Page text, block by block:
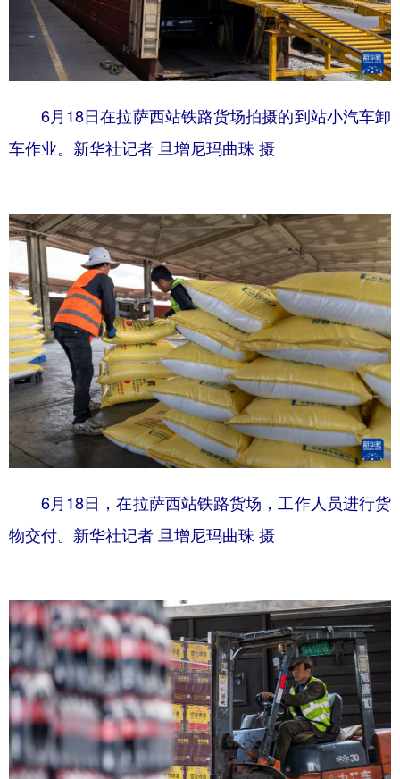
6月18日在拉萨西站铁路货场拍摄的到站小汽车卸
车作业。新华社记者 旦增尼玛曲珠 摄
6月18日，在拉萨西站铁路货场，工作人员进行货
物交付。新华社记者 旦增尼玛曲珠 摄